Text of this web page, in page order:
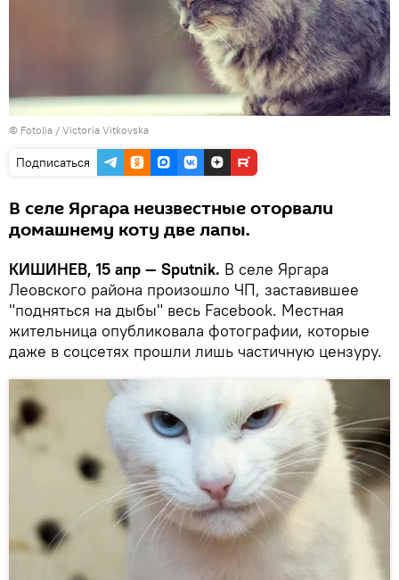
© Fotolia / Victoria Vitkovska
Подписаться
В селе Яргара неизвестные оторвали
домашнему коту две лапы.
КИШИНЕВ, 15 апр — Sputnik. В селе Яргара
Леовского района произошло ЧП, заставившее
"подняться на дыбы" весь Facebook. Местная
жительница опубликовала фотографии, которые
даже в соцсетях прошли лишь частичную цензуру.